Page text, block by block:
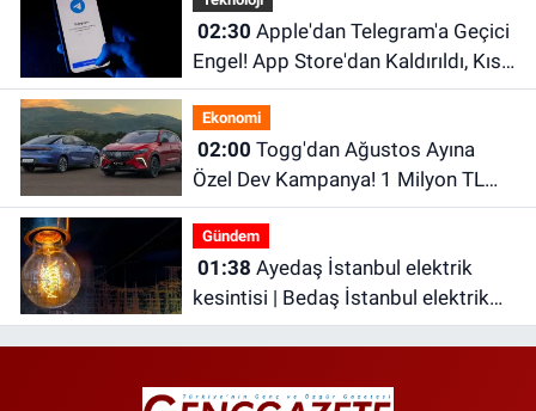
02:30
Engel! App Store'dan Kaldırıldı, Kısa
Süre Sonra Geri Döndü
Ekonomi
02:00
Özel Dev Kampanya! 1 Milyon TL
Faizsiz Kredi ve Şarj İndirimi Fırsatı
Gündem
01:38
kesintisi | Bedaş İstanbul elektrik
kesintisi | İstanbul’da 21 ilçede